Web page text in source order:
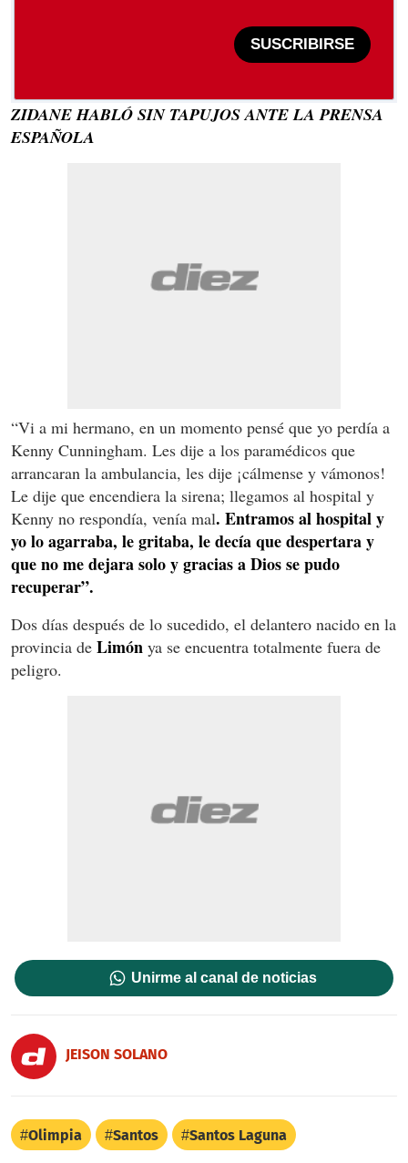
SUSCRIBIRSE
ZIDANE HABLÓ SIN TAPUJOS ANTE LA PRENSA
ESPAÑOLA
“Vi a mi hermano, en un momento pensé que yo perdía a
Kenny Cunningham. Les dije a los paramédicos que
arrancaran la ambulancia, les dije ¡cálmense y vámonos!
Le dije que encendiera la sirena; llegamos al hospital y
Kenny no respondía, venía mal. Entramos al hospital y
yo lo agarraba, le gritaba, le decía que despertara y
que no me dejara solo y gracias a Dios se pudo
recuperar”.
Dos días después de lo sucedido, el delantero nacido en la
provincia de Limón ya se encuentra totalmente fuera de
peligro.
Unirme al canal de noticias
JEISON SOLANO
Olimpia Santos Santos Laguna